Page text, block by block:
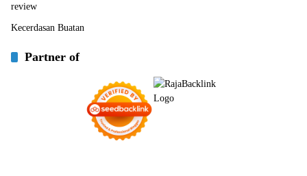
review
Kecerdasan Buatan
Partner of